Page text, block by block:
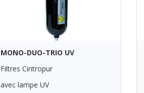
MONO-DUO-TRIO UV
Filtres Cintropur
avec lampe UV